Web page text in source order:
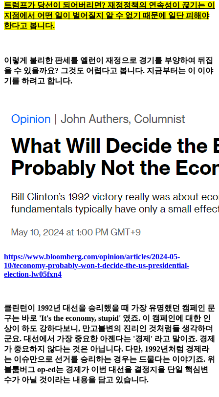
트럼프가 당선이 되어버리면? 재정정책의 연속성이 끊기는 이
지점에서 어떤 일이 벌어질지 알 수 없기 때문에 일단 피해야
한다고 봅니다.
이렇게 불리한 판세를 옐런이 재정으로 경기를 부양하여 뒤집
을 수 있을까요? 그것도 어렵다고 봅니다. 지금부터는 이 이야
기를 하려고 합니다.
https://www.bloomberg.com/opinion/articles/2024-05-
10/teconomy-probably-won-t-decide-the-us-presidential-
election-lw05fxn4
클린턴이 1992년 대선을 승리했을 때 가장 유명했던 캠페인 문
구는 바로 'It's the economy, stupid' 였죠. 이 캠페인에 대한 인
상이 하도 강하다보니, 만고불변의 진리인 것처럼들 생각하더
군요. 대선에서 가장 중요한 아젠다는 '경제' 라고 말이죠. 경제
가 중요하지 않다는 것은 아닙니다. 다만, 1992년처럼 경제라
는 이슈만으로 선거를 승리하는 경우는 드물다는 이야기죠. 위
블룸버그 op-ed는 경제가 이번 대선을 결정지을 단일 핵심변
수가 아닐 것이라는 내용을 담고 있습니다.